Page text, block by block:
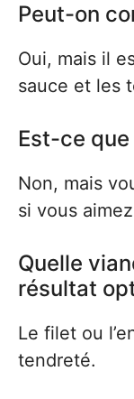
Peut-on
Oui, mais il
sauce et les
Est-ce
Non, mais
si vous
Quelle
résultat
Le filet ou
tendreté.